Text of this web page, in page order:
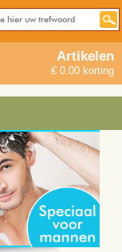
Artikelen
€ 0.00 korting